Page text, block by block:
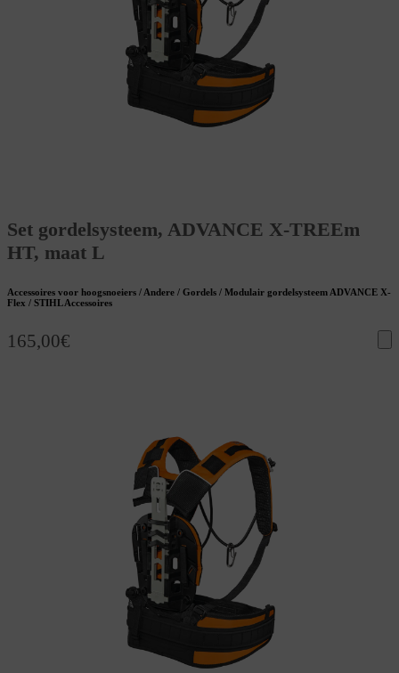
Set gordelsysteem, ADVANCE X-TREEm
HT, maat L
Accessoires voor hoogsnoeiers / Andere / Gordels / Modulair gordelsysteem ADVANCE X-
Flex / STIHL Accessoires
165,00€